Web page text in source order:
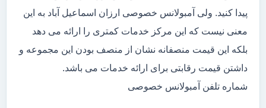
پیدا کنید. ولی آمبولانس خصوصی ارزان اسماعیل آباد به این
معنی نیست که این مرکز خدمات کمتری را ارائه می دهد
بلکه این قیمت منصفانه نشان از منصف بودن این مجموعه و
داشتن قیمت رقابتی برای ارائه خدمات می باشد.
شماره تلفن آمبولانس خصوصی